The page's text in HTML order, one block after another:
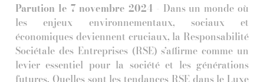
Parution le 7 novembre 2024 -
Dans un monde où
les enjeux environnementaux, sociaux et
économiques deviennent cruciaux, la Responsabilité
Sociétale des Entreprises (RSE) s’affirme comme un
levier essentiel pour la société et les générations
futures. Quelles sont les tendances RSE dans le Luxe